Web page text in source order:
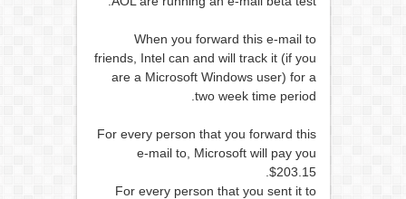
When you forward this e-mail to
friends, Intel can and will track it (if you
are a Microsoft Windows user) for a
two week time period.
For every person that you forward this
e-mail to, Microsoft will pay you
$203.15.
For every person that you sent it to